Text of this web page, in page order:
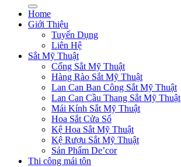
Home
Giới Thiệu
Tuyển Dụng
Liên Hệ
Sắt Mỹ Thuật
Cổng Sắt Mỹ Thuật
Hàng Rào Sắt Mỹ Thuật
Lan Can Ban Công Sắt Mỹ Thuật
Lan Can Cầu Thang Sắt Mỹ Thuật
Mái Kính Sắt Mỹ Thuật
Hoa Sắt Cửa Sổ
Kệ Hoa Sắt Mỹ Thuật
Kệ Rượu Sắt Mỹ Thuật
Sản Phẩm De’cor
Thi công mái tôn